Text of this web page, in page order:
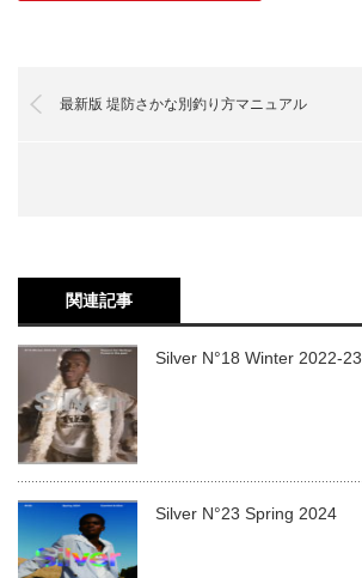
最新版 堤防さかな別釣り方マニュアル
関連記事
Silver N°18 Winter 2022-23
Silver N°23 Spring 2024